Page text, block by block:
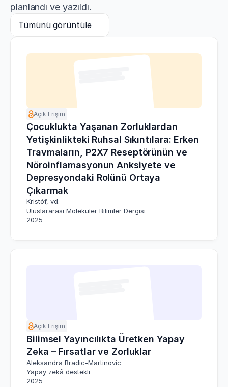
planlandı ve yazıldı.
Tümünü görüntüle
Açık Erişim
Çocuklukta Yaşanan Zorluklardan
Yetişkinlikteki Ruhsal Sıkıntılara: Erken
Travmaların, P2X7 Reseptörünün ve
Nöroinflamasyonun Anksiyete ve
Depresyondaki Rolünü Ortaya
Çıkarmak
Kristóf, vd.
Uluslararası Moleküler Bilimler Dergisi
2025
Açık Erişim
Bilimsel Yayıncılıkta Üretken Yapay
Zeka – Fırsatlar ve Zorluklar
Aleksandra Bradic-Martinovic
Yapay zekâ destekli
2025